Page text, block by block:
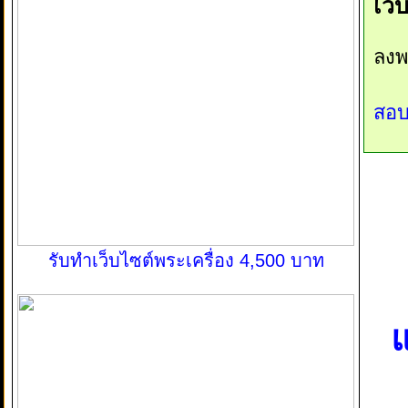
รับทำเว็บไซต์พระเครื่อง 4,500 บาท
ลง
สอ